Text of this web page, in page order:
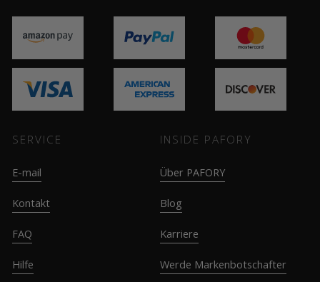
SERVICE
E-mail
Kontakt
FAQ
Hilfe
INSIDE PAFORY
Über PAFORY
Blog
Karriere
Werde Markenbotschafter